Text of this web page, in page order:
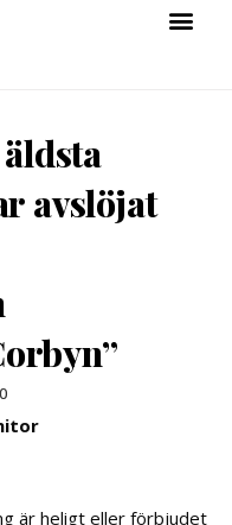
avslöjat
är heligt eller förbjudet